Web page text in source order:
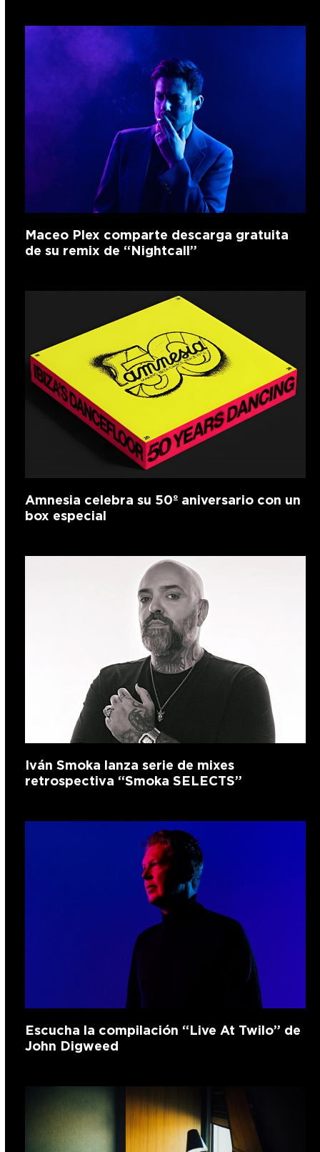
Maceo Plex comparte descarga gratuita
de su remix de “Nightcall”
Amnesia celebra su 50º aniversario con un
box especial
Iván Smoka lanza serie de mixes
retrospectiva “Smoka SELECTS”
Escucha la compilación “Live At Twilo” de
John Digweed